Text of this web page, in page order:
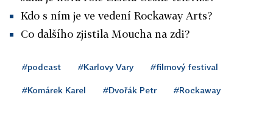
Kdo s ním je ve vedení Rockaway Arts?
Co dalšího zjistila Moucha na zdi?
#podcast #Karlovy Vary #filmový festival
#Komárek Karel #Dvořák Petr #Rockaway